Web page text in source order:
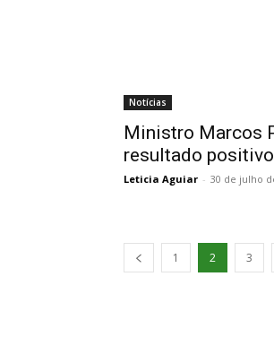
Notícias
Ministro Marcos
resultado
Leticia Aguiar - 30 de julho
1 2 3